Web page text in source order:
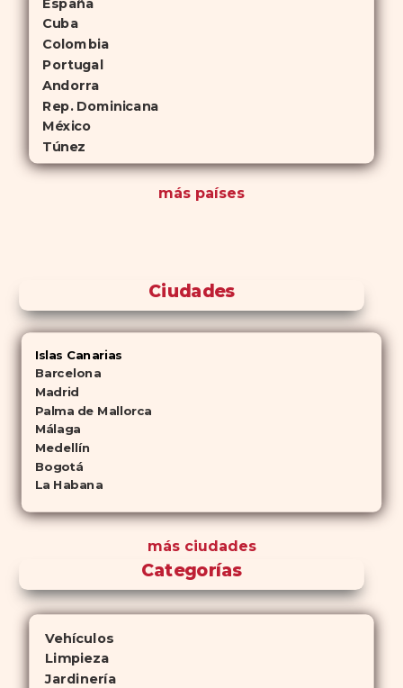
España
Cuba
Colombia
Portugal
Andorra
Rep. Dominicana
México
Túnez
más países
Ciudades
Islas Canarias
Barcelona
Madrid
Palma de Mallorca
Málaga
Medellín
Bogotá
La Habana
más ciudades
Categorías
Vehículos
Limpieza
Jardinería